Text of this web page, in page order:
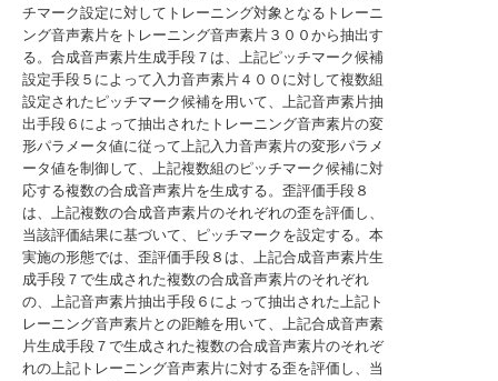
チマーク設定に対してトレーニング対象となるトレーニ
ング音声素片をトレーニング音声素片３００から抽出す
る。合成音声素片生成手段７は、上記ピッチマーク候補
設定手段５によって入力音声素片４００に対して複数組
設定されたピッチマーク候補を用いて、上記音声素片抽
出手段６によって抽出されたトレーニング音声素片の変
形パラメータ値に従って上記入力音声素片の変形パラメ
ータ値を制御して、上記複数組のピッチマーク候補に対
応する複数の合成音声素片を生成する。歪評価手段８
は、上記複数の合成音声素片のそれぞれの歪を評価し、
当該評価結果に基づいて、ピッチマークを設定する。本
実施の形態では、歪評価手段８は、上記合成音声素片生
成手段７で生成された複数の合成音声素片のそれぞれ
の、上記音声素片抽出手段６によって抽出された上記ト
レーニング音声素片との距離を用いて、上記合成音声素
片生成手段７で生成された複数の合成音声素片のそれぞ
れの上記トレーニング音声素片に対する歪を評価し、当